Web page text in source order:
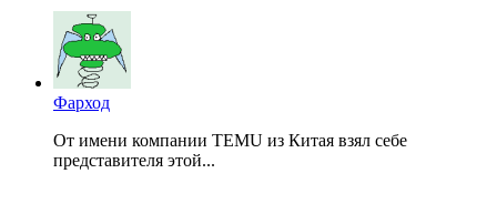
Фарход
От имени компании TEMU из Китая взял себе
представителя этой...